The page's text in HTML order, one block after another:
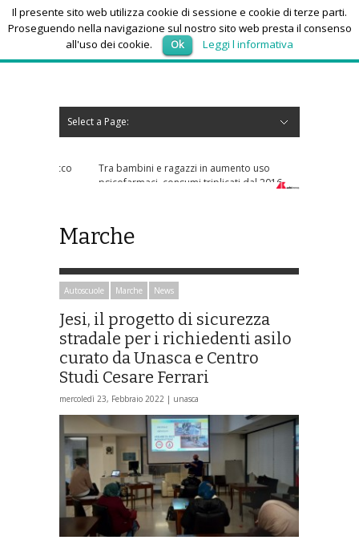
venerdì 7, Agosto 2026
Select a Page:
Tra bambini e ragazzi in aumento uso
psicofarmaci, consumi triplicati dal 2016
Marche
Autoscuole Marche News
Jesi, il progetto di sicurezza
stradale per i richiedenti asilo
curato da Unasca e Centro
Studi Cesare Ferrari
mercoledì 23, Febbraio 2022 | unasca
Il presente sito web utilizza cookie di sessione e cookie di terze parti.
Proseguendo nella navigazione sul nostro sito web presta il consenso
all'uso dei cookie.
Ok Leggi l informativa